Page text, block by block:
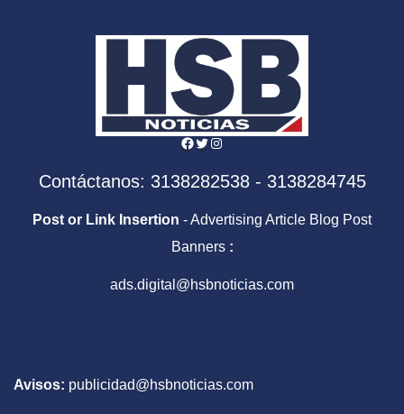
Facebook
Twitter
Instagram
Contáctanos: 3138282538 - 3138284745
Post or Link Insertion - Advertising Article Blog Post
Banners :
ads.digital@hsbnoticias.com
Avisos: publicidad@hsbnoticias.com